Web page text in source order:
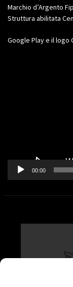
Marchio d’Argento
Struttura abilitata
Google Play e il logo
00:00